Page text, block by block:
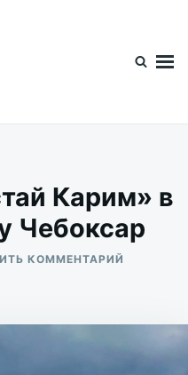
Карим» в
Чебоксар
КОММЕНТАРИЙ
В